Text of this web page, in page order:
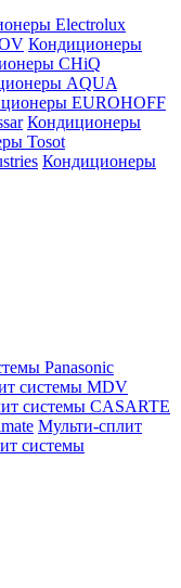
Electrolux
Кондиционеры
CHiQ
AQUA
EUROHOFF
Кондиционеры
Tosot
Кондиционеры
Panasonic
системы MDV
системы CASARTE
Мульти-сплит
системы